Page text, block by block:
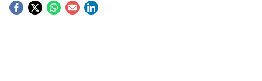
S